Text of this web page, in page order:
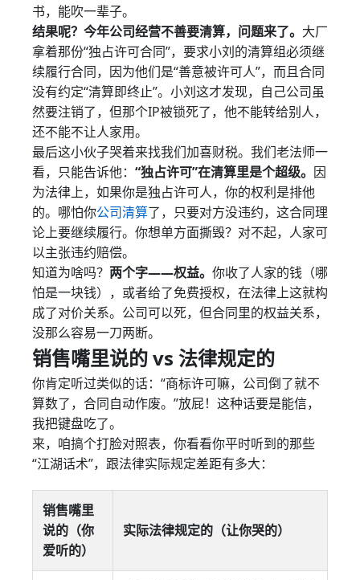
书，能吹一辈子。
结果呢？今年公司经营不善要清算，问题来了。 大厂
拿着那份“独占许可合同”，要求小刘的清算组必须继
续履行合同，因为他们是“善意被许可人”，而且合同
没有约定“清算即终止”。小刘这才发现，自己公司虽
然要注销了，但那个IP被锁死了，他不能转给别人，
还不能不让人家用。
最后这小伙子哭着来找我们加喜财税。我们老法师一
看，只能告诉他： “独占许可”在清算里是个超级。 因
为法律上，如果你是独占许可人，你的权利是排他
的。哪怕你公司清算了，只要对方没违约，这合同理
论上要继续履行。你想单方面撕毁？对不起，人家可
以主张违约赔偿。
知道为啥吗？ 两个字——权益。 你收了人家的钱（哪
怕是一块钱），或者给了免费授权，在法律上这就构
成了对价关系。公司可以死，但合同里的权益关系，
没那么容易一刀两断。
销售嘴里说的 vs 法律规定的
你肯定听过类似的话：“商标许可嘛，公司倒了就不
算数了，合同自动作废。”放屁！这种话要是能信，
我把键盘吃了。
来，咱搞个打脸对照表，你看看你平时听到的那些
“江湖话术”，跟法律实际规定差距有多大：
销售嘴里
说的（你
爱听的）
实际法律规定的（让你哭的）